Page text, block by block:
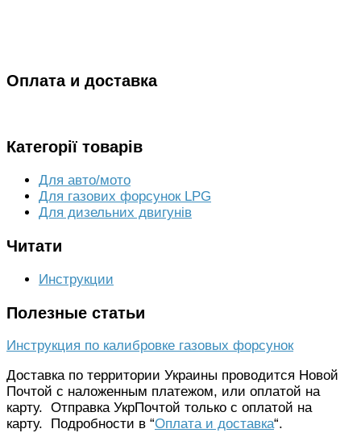
Оплата и доставка
Категорії товарів
Для авто/мото
Для газових форсунок LPG
Для дизельних двигунів
Читати
Инструкции
Полезные статьи
Инструкция по калибровке газовых форсунок
Доставка по территории Украины проводится Новой
Почтой с наложенным платежом, или оплатой на
карту. Отправка УкрПочтой только с оплатой на
карту. Подробности в “Оплата и доставка“.